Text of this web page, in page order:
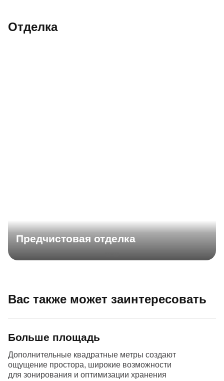
Отделка
Предчистовая отделка
Вас также может заинтересовать
Больше площадь
Дополнительные квадратные метры создают
ощущение простора, широкие возможности
для зонирования и оптимизации хранения